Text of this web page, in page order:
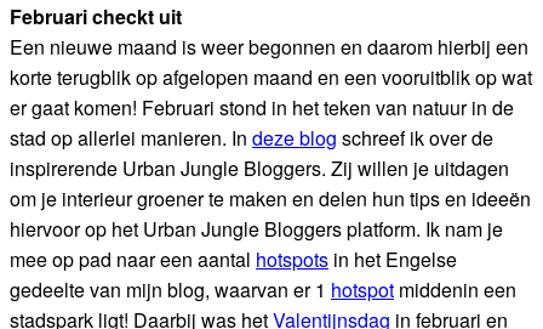
Februari checkt uit
Een nieuwe maand is weer begonnen en daarom hierbij een
korte terugblik op afgelopen maand en een vooruitblik op wat
er gaat komen! Februari stond in het teken van natuur in de
stad op allerlei manieren. In deze blog schreef ik over de
inspirerende Urban Jungle Bloggers. Zij willen je uitdagen
om je interieur groener te maken en delen hun tips en ideeën
hiervoor op het Urban Jungle Bloggers platform. Ik nam je
mee op pad naar een aantal hotspots in het Engelse
gedeelte van mijn blog, waarvan er 1 hotspot middenin een
stadspark ligt! Daarbij was hetValentijnsdag in februari en